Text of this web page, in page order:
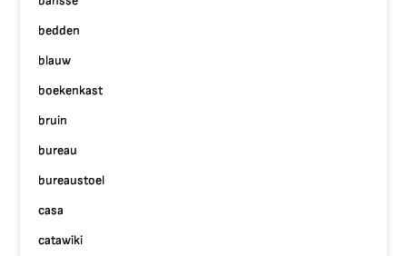
bedden
blauw
boekenkast
bruin
bureau
bureaustoel
casa
catawiki